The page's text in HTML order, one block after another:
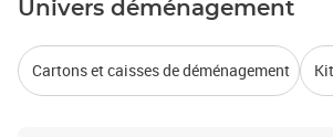
Univers déménagement
Cartons et caisses de déménagement